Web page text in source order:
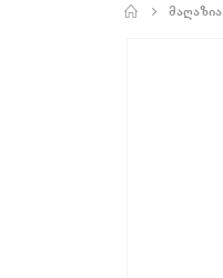
ᲛᲐᲦᲐᲖᲘᲐ